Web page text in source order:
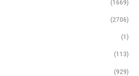
(1669)
(2706)
(1)
(113)
(929)